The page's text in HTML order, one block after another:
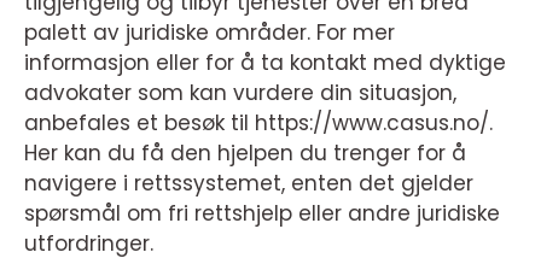
palett av juridiske områder. For mer
informasjon eller for å ta kontakt med dyktige
advokater som kan vurdere din situasjon,
anbefales et besøk til https://www.casus.no/.
Her kan du få den hjelpen du trenger for å
navigere i rettssystemet, enten det gjelder
spørsmål om fri rettshjelp eller andre juridiske
utfordringer.